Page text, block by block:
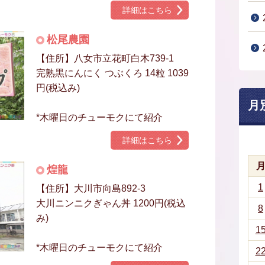
詳細はこちら
松尾農園
【住所】八女市立花町白木739-1
完熟黒にんにく つぶくろ 14粒 1039
円(税込み)
*木曜日のチューモクにて紹介
詳細はこちら
煌龍
【住所】大川市向島892-3
大川ニンニクぎゃん丼 1200円(税込
み)
*木曜日のチューモクにて紹介
月
月
1
8